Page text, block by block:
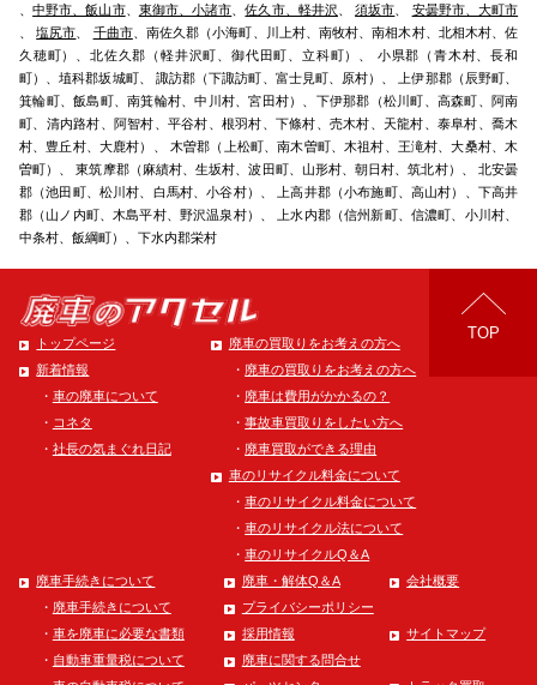
、中野市、飯山市、 東御市、小諸市 、佐久市、軽井沢 、須坂市
安曇野市、大町市
、塩尻市 千曲市、南佐久郡（小海町、川上村、南牧村、南相木村、北相木村、佐
久穂町）、北佐久郡（軽井沢町、御代田町、立科町）、 小県郡（青木村、長和
町）、埴科郡坂城町、 諏訪郡（下諏訪町、富士見町、原村）、 上伊那郡（辰野町、
箕輪町、飯島町、南箕輪村、中川村、宮田村）、下伊那郡（松川町、高森町、阿南
町、清内路村、阿智村、平谷村、根羽村、下條村、売木村、天龍村、泰阜村、喬木
村、豊丘村、大鹿村）、 木曽郡（上松町、南木曽町、木祖村、王滝村、大桑村、木
曽町）、 東筑摩郡（麻績村、生坂村、波田町、山形村、朝日村、筑北村）、 北安曇
郡（池田町、松川村、白馬村、小谷村）、 上高井郡（小布施町、高山村）、下高井
郡（山ノ内町、木島平村、野沢温泉村）、 上水内郡（信州新町、信濃町、小川村、
中条村、飯綱町）、下水内郡栄村
トップページ
新着情報
車の廃車について
コネタ
社長の気まぐれ日記
廃車の買取りをお考えの方へ
廃車の買取りをお考えの方へ
廃車は費用がかかるの？
事故車買取りをしたい方へ
廃車買取ができる理由
車のリサイクル料金について
車のリサイクル料金について
車のリサイクル法について
車のリサイクルQ＆A
廃車手続きについて
廃車手続きについて
車を廃車に必要な書類
自動車重量税について
廃車・解体Q＆A
会社概要
プライバシーポリシー
採用情報
サイトマップ
廃車に関する問合せ
TOP